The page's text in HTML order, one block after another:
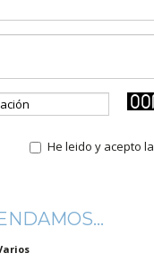
He leido y acepto la